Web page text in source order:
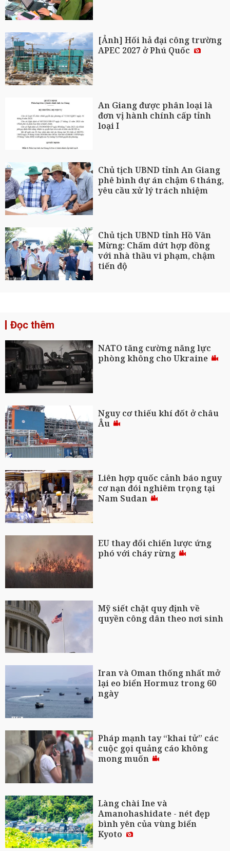
[Ảnh] Hối hả đại công trường
APEC 2027 ở Phú Quốc
An Giang được phân loại là
đơn vị hành chính cấp tỉnh
loại I
Chủ tịch UBND tỉnh An Giang
phê bình dự án chậm 6 tháng,
yêu cầu xử lý trách nhiệm
Chủ tịch UBND tỉnh Hồ Văn
Mừng: Chấm dứt hợp đồng
với nhà thầu vi phạm, chậm
tiến độ
Đọc thêm
NATO tăng cường năng lực
phòng không cho Ukraine
Nguy cơ thiếu khí đốt ở châu
Âu
Liên hợp quốc cảnh báo nguy
cơ nạn đói nghiêm trọng tại
Nam Sudan
EU thay đổi chiến lược ứng
phó với cháy rừng
Mỹ siết chặt quy định về
quyền công dân theo nơi sinh
Iran và Oman thống nhất mở
lại eo biển Hormuz trong 60
ngày
Pháp mạnh tay “khai tử” các
cuộc gọi quảng cáo không
mong muốn
Làng chài Ine và
Amanohashidate - nét đẹp
bình yên của vùng biển
Kyoto